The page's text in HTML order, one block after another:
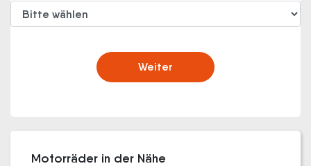
Weiter
Motorräder in der Nähe